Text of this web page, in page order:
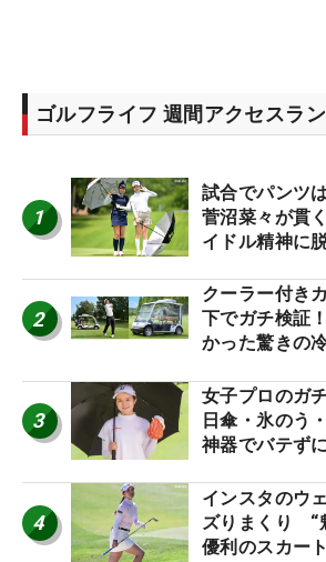
ゴルフライフ 週間アクセスラ
1
試合でパンツ
菅沼菜々が貫
イドル精神に
2
クーラー付き
下でガチ検証
かった驚きの
3
女子プロのガ
日傘・氷のう
神器でバテず
4
インスタのウ
ズりまくり “
優利のスカー